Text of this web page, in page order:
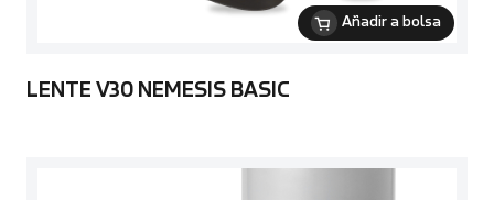
Añadir a bolsa
LENTE V30 NEMESIS BASIC